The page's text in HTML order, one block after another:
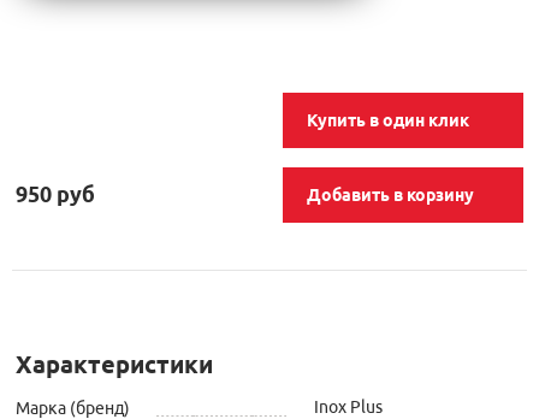
Купить в один клик
950 руб Добавить в корзину
Характеристики
Марка (бренд) Inox Plus